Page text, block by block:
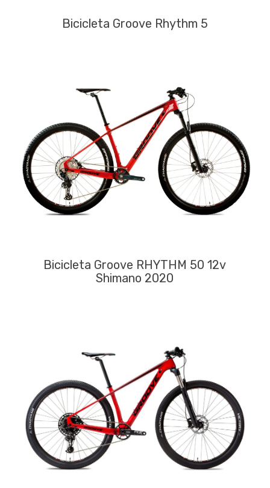
Bicicleta Groove Rhythm 5
Bicicleta Groove RHYTHM 50 12v
Shimano 2020